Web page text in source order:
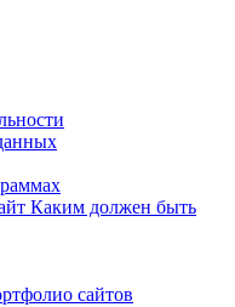
Каким должен быть
сайтов